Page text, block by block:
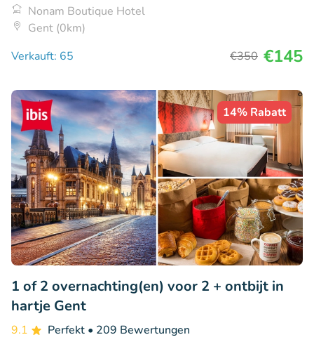
Nonam Boutique Hotel
Gent (0km)
Verkauft: 65
€350 €145
14% Rabatt
1 of 2 overnachting(en) voor 2 + ontbijt in
hartje Gent
9.1 Perfekt • 209 Bewertungen